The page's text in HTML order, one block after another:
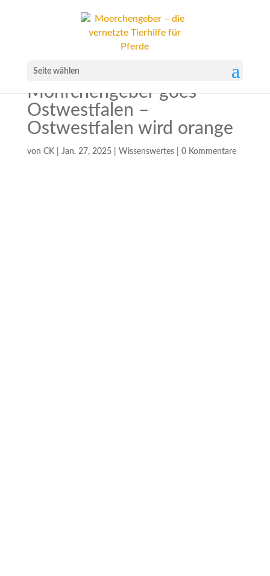
Seite wählen
Möhrchengeber goes
Ostwestfalen –
Ostwestfalen wird orange
von CK| Jan. 27, 2025| Wissenswertes| 0 Kommentare